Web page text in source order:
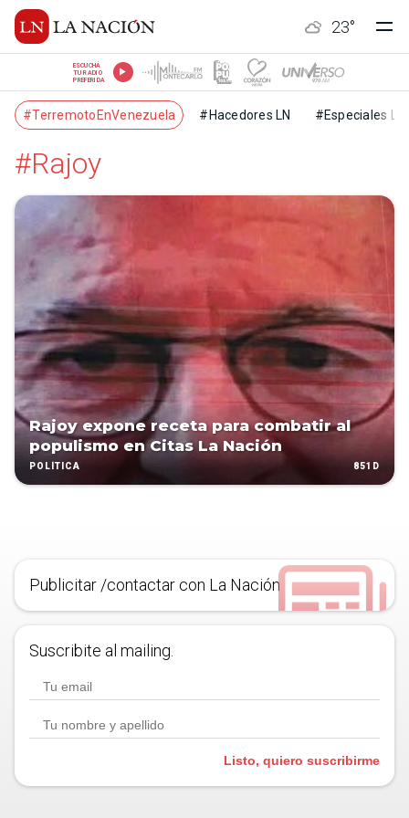
23°
ESCUCHÁ
TU RADIO
PREFERIDA
#TerremotoEnVenezuela #Hacedores LN #Especiales LN
#Rajoy
Rajoy expone receta para combatir al
populismo en Citas La Nación
POLÍTICA 851D
Publicitar /contactar con La Nación
Suscribite al mailing.
Listo, quiero suscribirme